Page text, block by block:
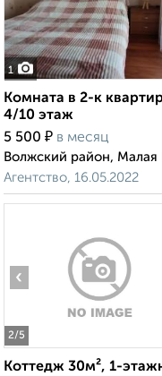
1
Комната в 2-к
4/10 этаж
5 500 ₽ в месяц
Волжский район, Малая
Агентство, 16.05.2022
2/5
‹
Коттедж 30м², 1-